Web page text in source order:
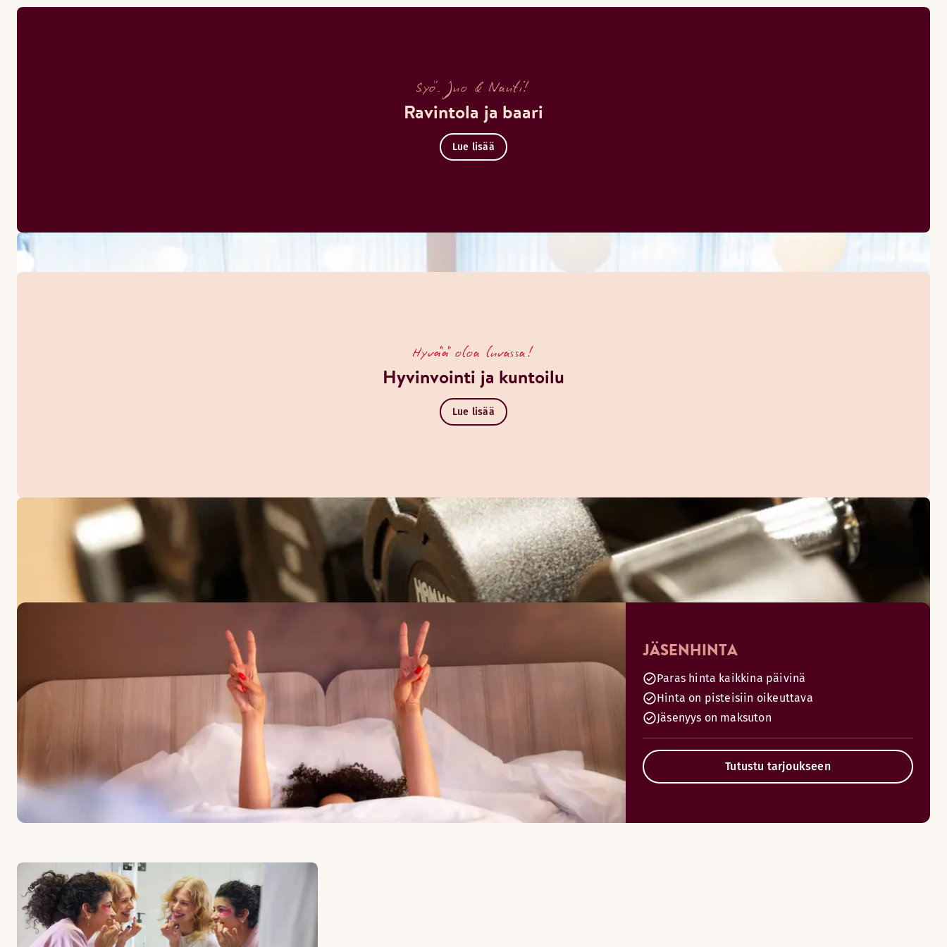
Syö. Juo & Nauti!
Ravintola ja baari
Lue lisää
Hyvää oloa luvassa!
Hyvinvointi ja kuntoilu
Lue lisää
TARJOUKSET
JÄSENHINTA
Paras hinta kaikkina päivinä
Hinta on pisteisiin oikeuttava
Jäsenyys on maksuton
Tutustu tarjoukseen